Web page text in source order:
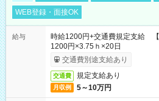
WEB登録・面接OK
給与
時給1200円+交通費規定支給
1200円×3.75ｈ×20日
交通費別途支給あり
交通費 規定支給あり
月収例 5～10万円